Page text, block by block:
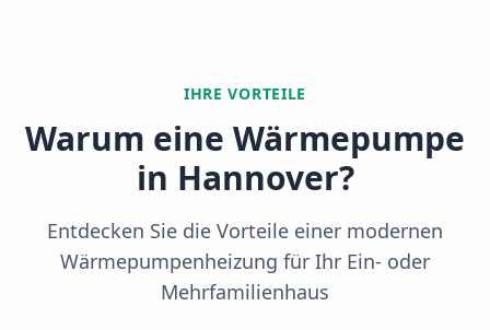
IHRE VORTEILE
Warum eine Wärmepumpe
in Hannover?
Entdecken Sie die Vorteile einer modernen
Wärmepumpenheizung für Ihr Ein- oder
Mehrfamilienhaus